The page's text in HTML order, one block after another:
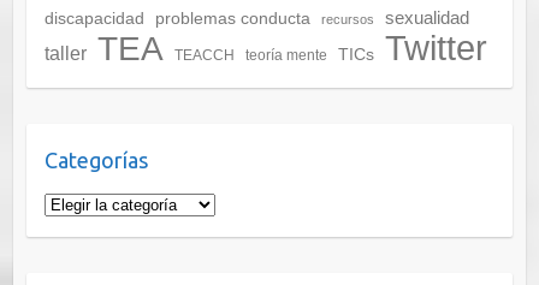
discapacidad
problemas conducta recursos sexualidad
taller TEA TEACCH teoría mente TICs Twitter
Categorías
Categorías